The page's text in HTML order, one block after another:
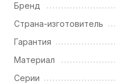
Бренд
Страна-изготовитель
Гарантия
Материал
Серии